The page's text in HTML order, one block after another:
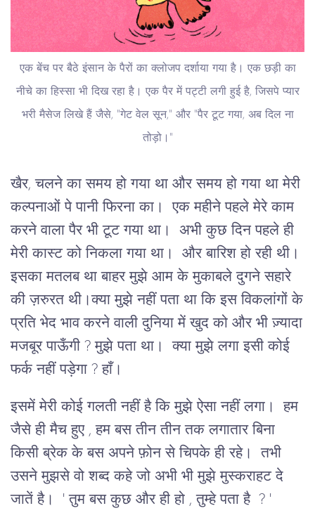
एक बेंच पर बैठे इंसान के पैरों का क्लोजप दर्शाया गया है। एक छड़ी का
नीचे का हिस्सा भी दिख रहा है। एक पैर में पट्टी लगी हुई है, जिसपे प्यार
भरी मैसेज लिखे हैं जैसे, "गेट वेल सून," और "पैर टूट गया, अब दिल ना
तोड़ो।"
खैर, चलने का समय हो गया था और समय हो गया था मेरी
कल्पनाओं पे पानी फिरना का। एक महीने पहले मेरे काम
करने वाला पैर भी टूट गया था। अभी कुछ दिन पहले ही
मेरी कास्ट को निकला गया था। और बारिश हो रही थी।
इसका मतलब था बाहर मुझे आम के मुकाबले दुगने सहारे
की ज़रुरत थी।क्या मुझे नहीं पता था कि इस विकलांगों के
प्रति भेद भाव करने वाली दुनिया में खुद को और भी ज़्यादा
मजबूर पाऊँगी ? मुझे पता था। क्या मुझे लगा इसी कोई
फर्क नहीं पड़ेगा ? हाँ।
इसमें मेरी कोई गलती नहीं है कि मुझे ऐसा नहीं लगा। हम
जैसे ही मैच हुए , हम बस तीन तीन तक लगातार बिना
किसी ब्रेक के बस अपने फ़ोन से चिपके ही रहे। तभी
उसने मुझसे वो शब्द कहे जो अभी भी मुझे मुस्कराहट दे
जातें है। ' तुम बस कुछ और ही हो , तुम्हे पता है ? '